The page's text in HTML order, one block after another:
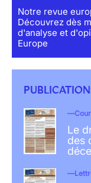
Notre revue
Découvrez dès
d'analyse et
Europe
Le
des